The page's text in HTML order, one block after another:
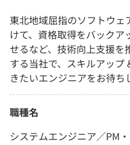
東北地域屈指のソフトウ
けて、資格取得をバックア
せるなど、技術向上支援を
する当社で、スキルアッ
きたいエンジニアをお待ち
職種名
システムエンジニア／PM・